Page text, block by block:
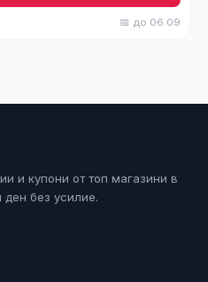
📅 до 06.09
и купони от топ магазини в
ден без усилие.